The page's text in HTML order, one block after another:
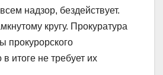
надзор, бездействует.
кругу. Прокуратура
прокурорского
итоге не требует их